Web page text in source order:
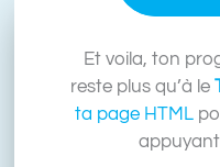
Et voila, ton
reste plus qu’à le
ta page HTML